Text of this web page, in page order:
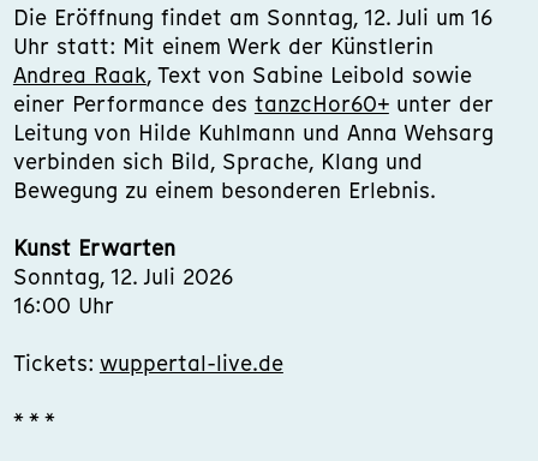
Die Eröffnung findet am Sonntag, 12. Juli um 16
Uhr statt: Mit einem Werk der Künstlerin
Andrea Raak, Text von Sabine Leibold sowie
einer Performance des tanzcHor60+unter der
Leitung von Hilde Kuhlmann und Anna Wehsarg
verbinden sich Bild, Sprache, Klang und
Bewegung zu einem besonderen Erlebnis.
Kunst Erwarten
Sonntag, 12. Juli 2026
16:00 Uhr
Tickets: wuppertal-live.de
* * *